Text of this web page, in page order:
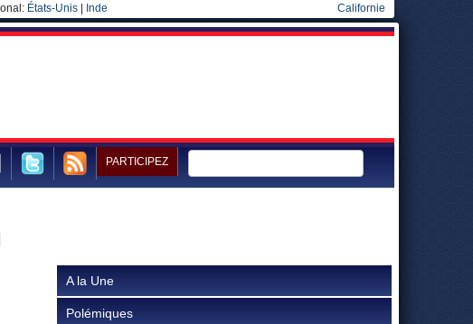
États-Unis Inde Californie
PARTICIPEZ
A la Une
Polémiques